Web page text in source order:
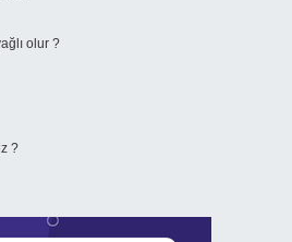
olur ?
?